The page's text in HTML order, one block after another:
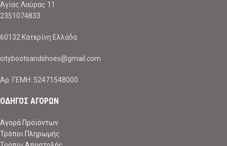
Αγίας Λαύρας 11
2351074833
60132 Κατερίνη Ελλάδα
citybootsandshoes@gmail.com
Aρ. ΓΕΜΗ: 52471548000
ΟΔΗΓΟΣ ΑΓΟΡΩΝ
Αγορά Προϊόντων
Τρόποι Πληρωμής